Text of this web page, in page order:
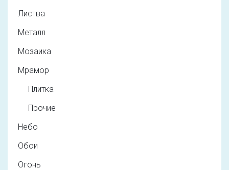
Листва
Металл
Мозаика
Мрамор
Плитка
Прочие
Небо
Обои
Огонь